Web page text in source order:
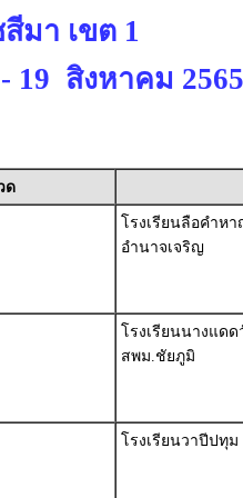
มา เขต 1
19 สิงหาคม 2565
ด
โรงเรียนลือคำห
อำนาจเจริญ
โรงเรียนนางแด
สพม.ชัยภูมิ
โรงเรียนวาปีปทุ